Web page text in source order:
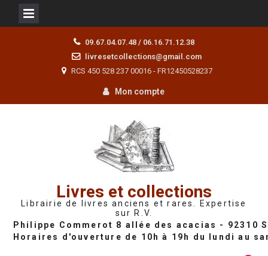
09.67.04.07.48 / 06.16.71.12.38
livresetcollections@gmail.com
RCS 450 528 237 00016 - FR12450528237
Mon compte
Livres et collections
Librairie de livres anciens et rares. Expertise
sur R.V.